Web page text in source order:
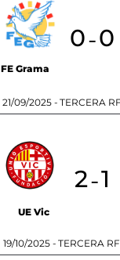
FE Grama
0-0
21/09/2025 - TERCERA
UE Vic
2-1
19/10/2025 - TERCERA